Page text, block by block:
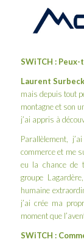
SWiTCH :
Laurent
mais depuis tout
montagne et son
j’ai appris à
Parallèlement,
commerce et me
eu la chance de
groupe
humaine
j’ai crée ma
moment que
SWiTCH :